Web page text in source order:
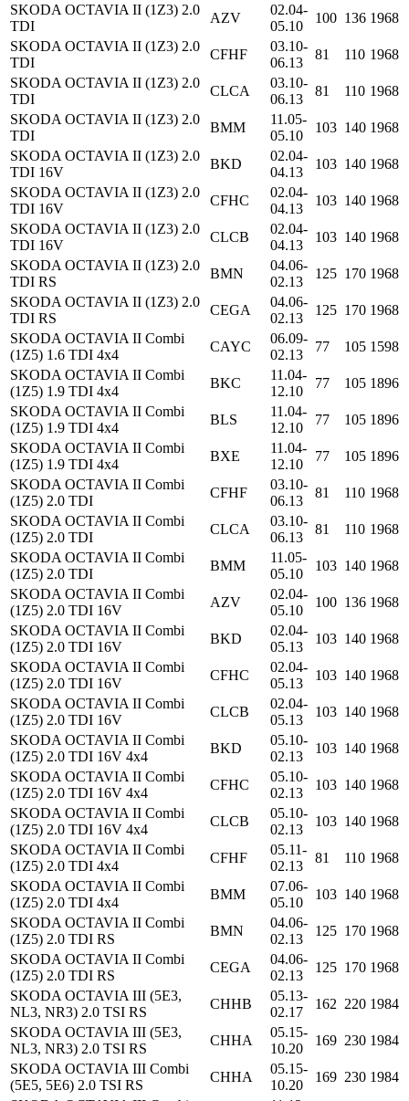
SKODA OCTAVIA II (1Z3) 2.0
TDI
AZV
02.04-
05.10
100 136 1968
SKODA OCTAVIA II (1Z3) 2.0
TDI
CFHF
03.10-
06.13
81 110 1968
SKODA OCTAVIA II (1Z3) 2.0
TDI
CLCA
03.10-
06.13
81 110 1968
SKODA OCTAVIA II (1Z3) 2.0
TDI
BMM
11.05-
05.10
103 140 1968
SKODA OCTAVIA II (1Z3) 2.0
TDI 16V
BKD
02.04-
04.13
103 140 1968
SKODA OCTAVIA II (1Z3) 2.0
TDI 16V
CFHC
02.04-
04.13
103 140 1968
SKODA OCTAVIA II (1Z3) 2.0
TDI 16V
CLCB
02.04-
04.13
103 140 1968
SKODA OCTAVIA II (1Z3) 2.0
TDI RS
BMN
04.06-
02.13
125 170 1968
SKODA OCTAVIA II (1Z3) 2.0
TDI RS
CEGA
04.06-
02.13
125 170 1968
SKODA OCTAVIA II Combi
(1Z5) 1.6 TDI 4x4
CAYC
06.09-
02.13
77 105 1598
SKODA OCTAVIA II Combi
(1Z5) 1.9 TDI 4x4
BKC
11.04-
12.10
77 105 1896
SKODA OCTAVIA II Combi
(1Z5) 1.9 TDI 4x4
BLS
11.04-
12.10
77 105 1896
SKODA OCTAVIA II Combi
(1Z5) 1.9 TDI 4x4
BXE
11.04-
12.10
77 105 1896
SKODA OCTAVIA II Combi
(1Z5) 2.0 TDI
CFHF
03.10-
06.13
81 110 1968
SKODA OCTAVIA II Combi
(1Z5) 2.0 TDI
CLCA
03.10-
06.13
81 110 1968
SKODA OCTAVIA II Combi
(1Z5) 2.0 TDI
BMM
11.05-
05.10
103 140 1968
SKODA OCTAVIA II Combi
(1Z5) 2.0 TDI 16V
AZV
02.04-
05.10
100 136 1968
SKODA OCTAVIA II Combi
(1Z5) 2.0 TDI 16V
BKD
02.04-
05.13
103 140 1968
SKODA OCTAVIA II Combi
(1Z5) 2.0 TDI 16V
CFHC
02.04-
05.13
103 140 1968
SKODA OCTAVIA II Combi
(1Z5) 2.0 TDI 16V
CLCB
02.04-
05.13
103 140 1968
SKODA OCTAVIA II Combi
(1Z5) 2.0 TDI 16V 4x4
BKD
05.10-
02.13
103 140 1968
SKODA OCTAVIA II Combi
(1Z5) 2.0 TDI 16V 4x4
CFHC
05.10-
02.13
103 140 1968
SKODA OCTAVIA II Combi
(1Z5) 2.0 TDI 16V 4x4
CLCB
05.10-
02.13
103 140 1968
SKODA OCTAVIA II Combi
(1Z5) 2.0 TDI 4x4
CFHF
05.11-
02.13
81 110 1968
SKODA OCTAVIA II Combi
(1Z5) 2.0 TDI 4x4
BMM
07.06-
05.10
103 140 1968
SKODA OCTAVIA II Combi
(1Z5) 2.0 TDI RS
BMN
04.06-
02.13
125 170 1968
SKODA OCTAVIA II Combi
(1Z5) 2.0 TDI RS
CEGA
04.06-
02.13
125 170 1968
SKODA OCTAVIA III (5E3,
NL3, NR3) 2.0 TSI RS
CHHB
05.13-
02.17
162 220 1984
SKODA OCTAVIA III (5E3,
NL3, NR3) 2.0 TSI RS
CHHA
05.15-
10.20
169 230 1984
SKODA OCTAVIA III Combi
(5E5, 5E6) 2.0 TSI RS
CHHA
05.15-
10.20
169 230 1984